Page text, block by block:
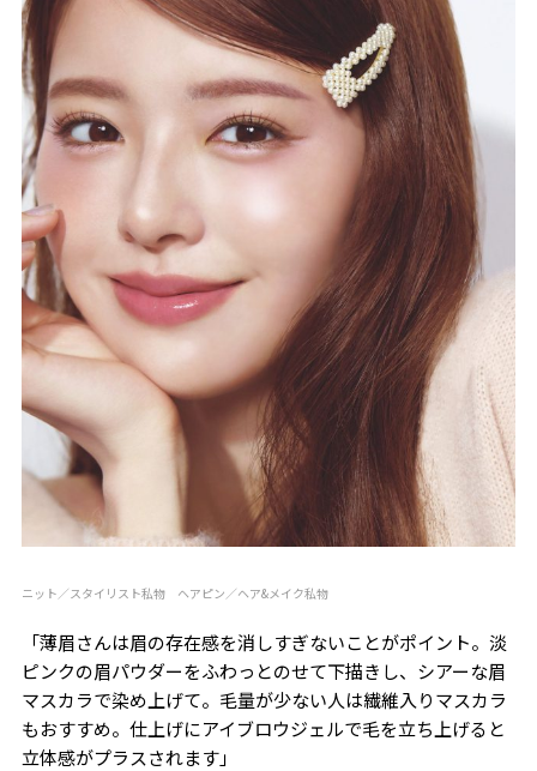
ニット／スタイリスト私物 ヘアピン／ヘア&メイク私物
「薄眉さんは眉の存在感を消しすぎないことがポイント。淡
ピンクの眉パウダーをふわっとのせて下描きし、シアーな眉
マスカラで染め上げて。毛量が少ない人は繊維入りマスカラ
もおすすめ。仕上げにアイブロウジェルで毛を立ち上げると
立体感がプラスされます」